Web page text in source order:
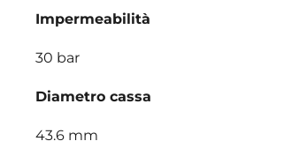
Impermeabilità
30 bar
Diametro cassa
43.6 mm